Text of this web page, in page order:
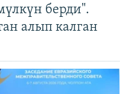
берди".
алып калган